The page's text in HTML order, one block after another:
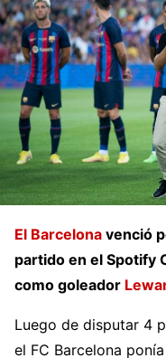
El Barcelona venció
partido en el Spotify
como goleador
Luego de disputar 4
el FC Barcelona